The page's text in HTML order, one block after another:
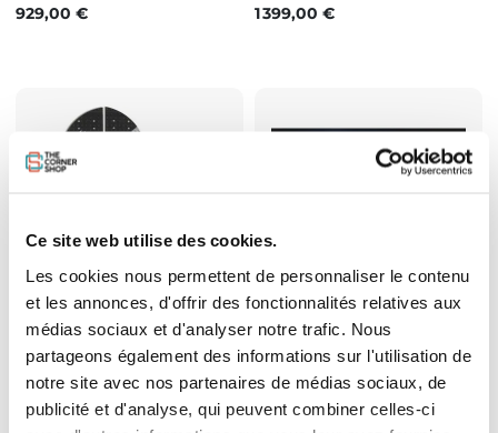
Ce site web utilise des cookies.
Les cookies nous permettent de personnaliser le contenu
et les annonces, d'offrir des fonctionnalités relatives aux
médias sociaux et d'analyser notre trafic. Nous
partageons également des informations sur l'utilisation de
notre site avec nos partenaires de médias sociaux, de
publicité et d'analyse, qui peuvent combiner celles-ci
Prix
929,00 € Prix
1 399,00 €
Epuisé
Pads intégral “HB LEGACY” (Avant
Arrière)
Prix
119,00 €
Epuisé
Legacy
Prix
75,00 €